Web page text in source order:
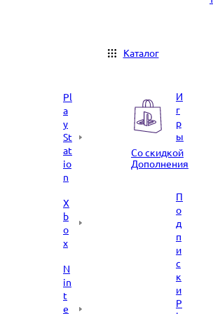
Каталог
Pl
a
y
St
at
io
n
X
b
o
x
N
in
t
e
И
г
р
ы
Со скидкой
Дополнения
П
о
д
п
и
с
к
и
P